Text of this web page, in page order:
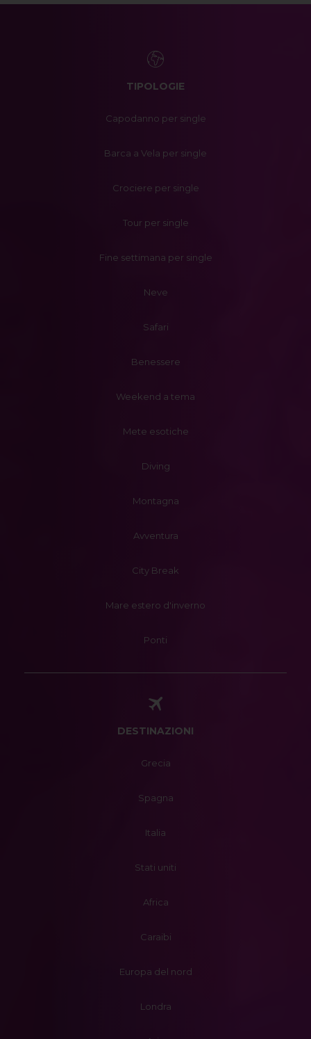
TIPOLOGIE
Capodanno per single
Barca a Vela per single
Crociere per single
Tour per single
Fine settimana per single
Neve
Safari
Benessere
Weekend a tema
Mete esotiche
Diving
Montagna
Avventura
City Break
Mare estero d'inverno
Ponti
DESTINAZIONI
Grecia
Spagna
Italia
Stati uniti
Africa
Caraibi
Europa del nord
Londra